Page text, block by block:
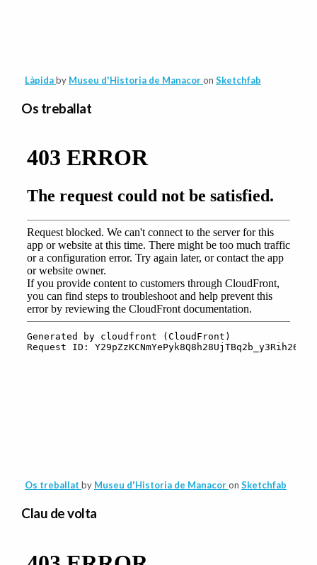
Làpidaby Museu d'Historia de Manacoron Sketchfab
Os treballat
Os treballat by Museu d'Historia de Manacoron Sketchfab
Clau de volta